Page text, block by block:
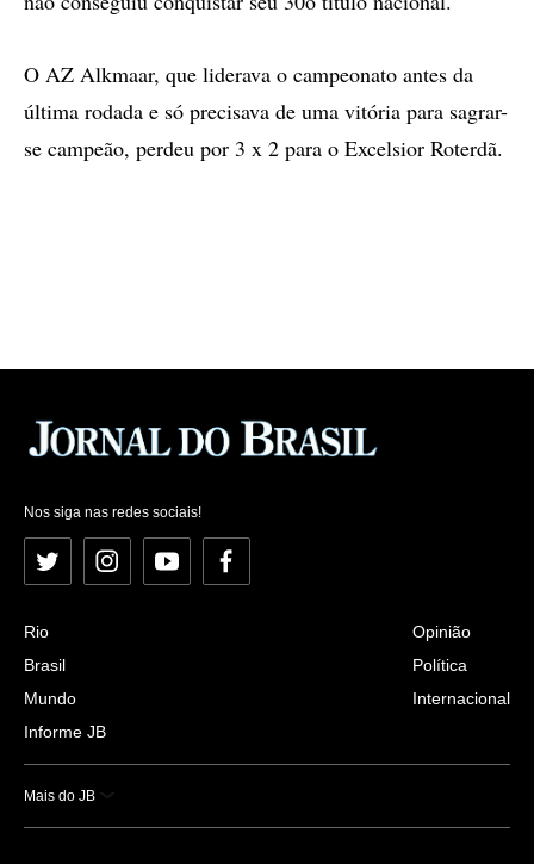
O AZ Alkmaar, que liderava o campeonato antes da
última rodada e só precisava de uma vitória para sagrar-
se campeão, perdeu por 3 x 2 para o Excelsior Roterdã.
Nos siga nas redes sociais!
Twitter InstagramYouTubeFacebook
Rio
Brasil
Mundo
Informe JB
Opinião
Política
Internacional
Mais do JB
Esportes